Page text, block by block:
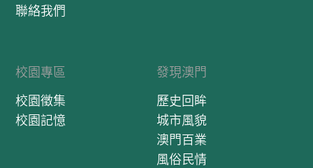
聯絡我們
校園專區
校園徵集
校園記憶
發現澳門
歷史回眸
城市風貌
澳門百業
風俗民情